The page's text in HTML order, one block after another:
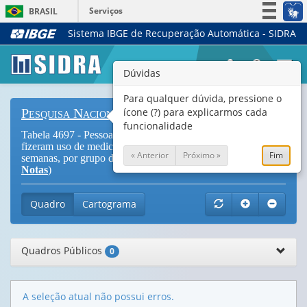
BRASIL
Serviços
Simplifique!
Legislação
Canais
Sistema IBGE de Recuperação Automática - SIDRA
Pesquisa Nacional de Saúde
Tabela 4697 - Pessoas de 18 anos ou mais de idade que
fizeram uso de medicamento para dormir nas últimas duas
semanas, por grupo de idade e situação do domicílio (
Vide
Notas)
Quadro Cartograma
Quadros Públicos 0
A seleção atual não possui erros.
Dúvidas
Para qualquer dúvida, pressione o
ícone (?) para explicarmos cada
funcionalidade
« Anterior Próximo » Fim